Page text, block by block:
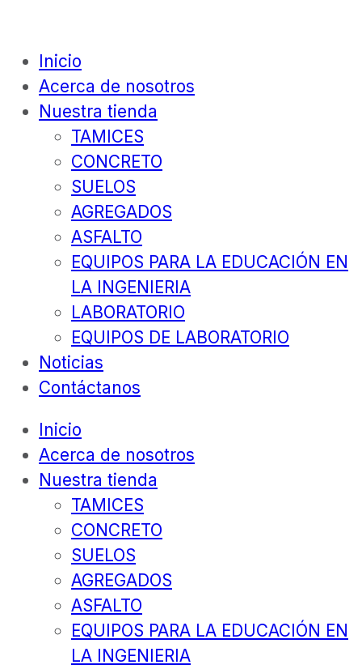
Inicio
Acerca de nosotros
Nuestra tienda
TAMICES
CONCRETO
SUELOS
AGREGADOS
ASFALTO
EQUIPOS PARA LA EDUCACIÓN EN
LA INGENIERIA
LABORATORIO
EQUIPOS DE LABORATORIO
Noticias
Contáctanos
Inicio
Acerca de nosotros
Nuestra tienda
TAMICES
CONCRETO
SUELOS
AGREGADOS
ASFALTO
EQUIPOS PARA LA EDUCACIÓN EN
LA INGENIERIA